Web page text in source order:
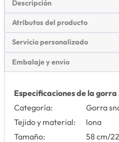
Descripción
Atributos del producto
Servicio personalizado
Embalaje y envío
Especificaciones de la
Categoría:
Gorra
Tejido y material:
lona
Tamaño:
58 cm/